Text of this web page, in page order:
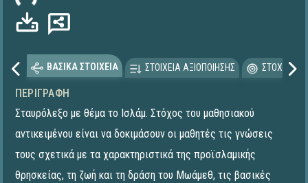
ΒΑΣΙΚΑ ΣΤΟΙΧΕΙΑ ΣΤΟΙΧΕΙΑ ΑΞΙΟΠΟΙΗΣΗΣ
ΠΕΡΙΓΡΑΦΉ
Σταυρόλεξο με θέμα το Ισλάμ. Στόχος του μαθησιακού
αντικειμένου είναι να δοκιμάσουν οι μαθητές τις γνώσεις
τους σχετικά με τα χαρακτηριστικά της προϊσλαμικής
θρησκείας, τη ζωή και τη δράση του Μωάμεθ, τις βασικές